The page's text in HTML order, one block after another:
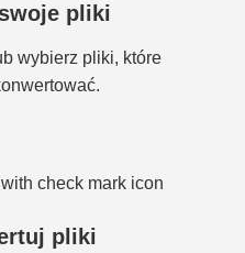
pliki
wybierz pliki, które
pliki